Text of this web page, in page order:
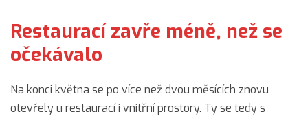
Restaurací zavře méně, než se
očekávalo
Na konci května se po více než dvou měsících znovu
otevřely u restaurací i vnitřní prostory. Ty se tedy s